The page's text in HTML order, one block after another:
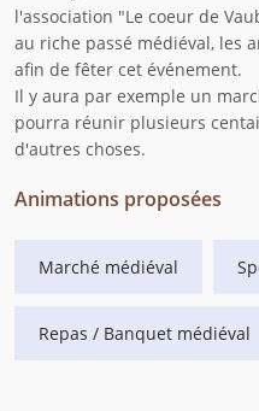
l'association "Le coeur de
au riche passé médiéval, les
afin de fêter cet événement.
Il y aura par exemple un
pourra réunir plusieurs
d'autres choses.
Animations proposées
Marché médiéval
Repas / Banquet médiéval